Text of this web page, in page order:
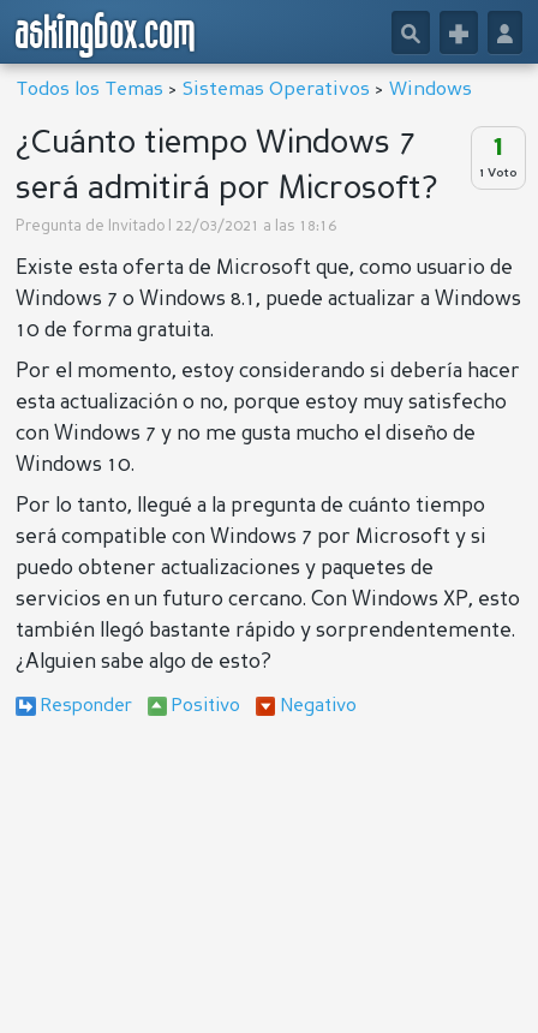
askingbox.com 👤
+
🔎
Todos los Temas >Sistemas Operativos >Windows
1
1 Voto
¿Cuánto tiempo Windows 7
será admitirá por Microsoft?
Pregunta de Invitado | 22/03/2021 a las 18:16
Existe esta oferta de Microsoft que, como usuario de
Windows 7 o Windows 8.1, puede actualizar a Windows
10 de forma gratuita.
Por el momento, estoy considerando si debería hacer
esta actualización o no, porque estoy muy satisfecho
con Windows 7 y no me gusta mucho el diseño de
Windows 10.
Por lo tanto, llegué a la pregunta de cuánto tiempo
será compatible con Windows 7 por Microsoft y si
puedo obtener actualizaciones y paquetes de
servicios en un futuro cercano. Con Windows XP, esto
también llegó bastante rápido y sorprendentemente.
¿Alguien sabe algo de esto?